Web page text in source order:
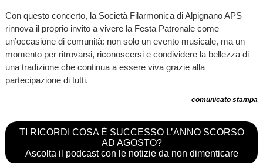
Con questo concerto, la Società Filarmonica di Alpignano APS
rinnova il proprio invito a vivere la Festa Patronale come
un’occasione di comunità: non solo un evento musicale, ma un
momento per ritrovarsi, riconoscersi e condividere la bellezza di
una tradizione che continua a essere viva grazie alla
partecipazione di tutti.
comunicato stampa
TI RICORDI COSA È SUCCESSO L’ANNO SCORSO
AD AGOSTO?
Ascolta il podcast con le notizie da non dimenticare